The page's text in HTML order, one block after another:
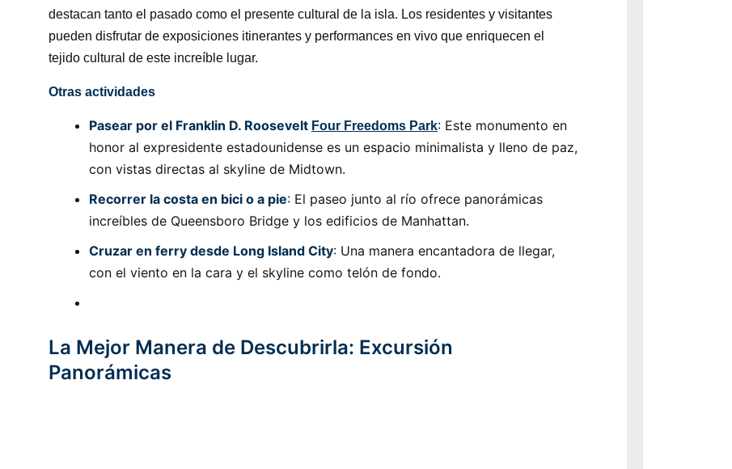
destacan tanto el pasado como el presente cultural de la isla. Los residentes y visitantes
pueden disfrutar de exposiciones itinerantes y performances en vivo que enriquecen el
tejido cultural de este increíble lugar.
Otras actividades
Pasear por el Franklin D. Roosevelt Four Freedoms Park: Este monumento en
honor al expresidente estadounidense es un espacio minimalista y lleno de paz,
con vistas directas al skyline de Midtown.
Recorrer la costa en bici o a pie: El paseo junto al río ofrece panorámicas
increíbles de Queensboro Bridge y los edificios de Manhattan.
Cruzar en ferry desde Long Island City: Una manera encantadora de llegar,
con el viento en la cara y el skyline como telón de fondo.
La Mejor Manera de Descubrirla: Excursión
Panorámicas